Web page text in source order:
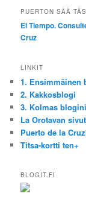
PUERTON SÄÄ
El Tiempo.
Cruz
LINKIT
1. Ensimmäinen
2. Kakkosblogi
3. Kolmas blogini
La Orotavan
Puerto de la
Titsa-kortti ten+
BLOGIT.FI